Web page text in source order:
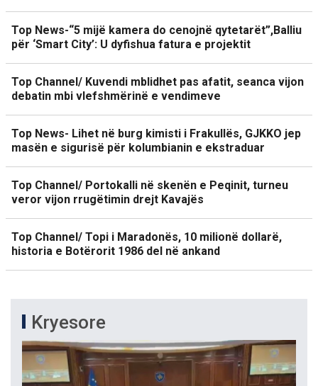
Top News-“5 mijë kamera do cenojnë qytetarët”,Balliu
për ‘Smart City’: U dyfishua fatura e projektit
Top Channel/ Kuvendi mblidhet pas afatit, seanca vijon
debatin mbi vlefshmërinë e vendimeve
Top News- Lihet në burg kimisti i Frakullës, GJKKO jep
masën e sigurisë për kolumbianin e ekstraduar
Top Channel/ Portokalli në skenën e Peqinit, turneu
veror vijon rrugëtimin drejt Kavajës
Top Channel/ Topi i Maradonës, 10 milionë dollarë,
historia e Botërorit 1986 del në ankand
Kryesore